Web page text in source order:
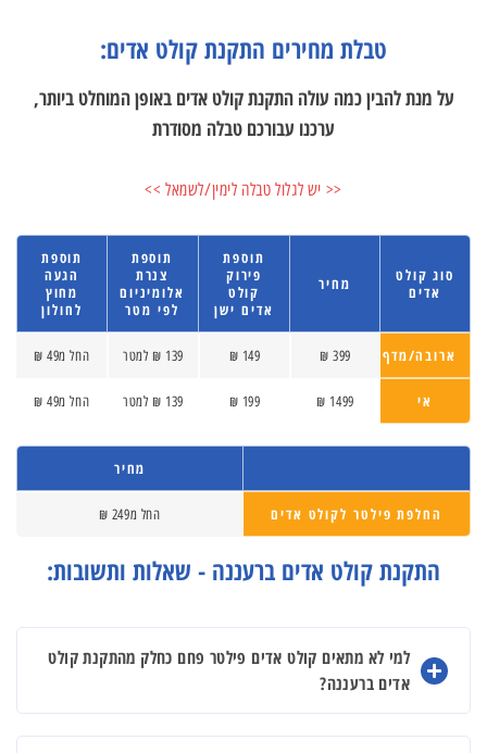
טבלת מחירים התקנת קולט אדים:
על מנת להבין כמה עולה התקנת קולט אדים באופן המוחלט ביותר,
ערכנו עבורכם טבלה מסודרת
<< יש לגלול טבלה לימין/לשמאל >>
סוג קולט
אדים
מחיר
תוספת
פירוק
קולט
אדים ישן
תוספת
צנרת
אלומיניום
לפי מטר
תוספת
הגעה
מחוץ
לחולון
ארובה/מדף 399 ₪
149 ₪ 139 ₪ למטר החל מ49 ₪
אי 1499 ₪
199 ₪ 139 ₪ למטר החל מ49 ₪
מחיר
החלפת פילטר לקולט אדים החל מ249 ₪
התקנת קולט אדים ברעננה - שאלות ותשובות:
למי לא מתאים קולט אדים פילטר פחם כחלק מהתקנת קולט
אדים ברעננה?